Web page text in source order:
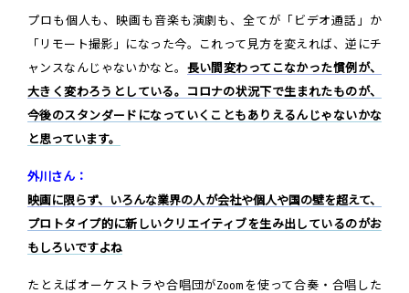
プロも個人も、映画も音楽も演劇も、全てが「ビデオ通話」か
「リモート撮影」になった今。これって見方を変えれば、逆にチ
ャンスなんじゃないかなと。 長い間変わってこなかった慣例が、
大きく変わろうとしている。コロナの状況下で生まれたものが、
今後のスタンダードになっていくこともありえるんじゃないかな
と思っています。
外川さん：
映画に限らず、いろんな業界の人が会社や個人や国の壁を超えて、
プロトタイプ的に新しいクリエイティブを生み出しているのがお
もしろいですよね
たとえばオーケストラや合唱団がZoomを使って合奏・合唱した